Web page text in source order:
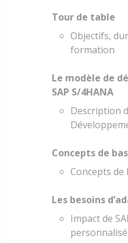
Tour de table
Objectifs,
formation
Le modèle de
SAP S/4HANA
Description
Concepts de
Concepts de
Les besoins
Impact de
personnalisé